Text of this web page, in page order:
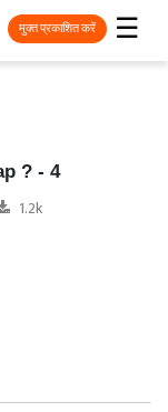
☰
मुक्त प्रकाशित करें
? - 4
1.2k